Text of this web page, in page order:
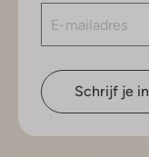
Schrijf je in